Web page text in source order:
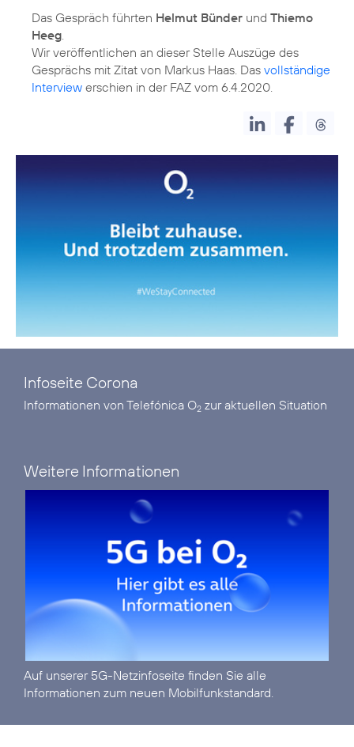
Das Gespräch führten Helmut Bünder und Thiemo
Heeg
Wir veröffentlichen an dieser Stelle Auszüge des
Gesprächs mit Zitat von Markus Haas. Das vollständige
Interview erschien in der FAZ vom 6.4.2020.
Infoseite Corona
Informationen von Telefónica O2 zur aktuellen Situation
Weitere Informationen
Auf unserer 5G-Netzinfoseite finden Sie alle
Informationen zum neuen Mobilfunkstandard.